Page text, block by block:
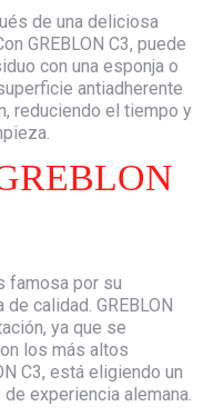
de una deliciosa
GREBLON C3, puede
con una esponja o
antiadherente
reduciendo el tiempo y
famosa por su
calidad. GREBLON
ya que se
los más altos
C3, está eligiendo un
experiencia alemana.